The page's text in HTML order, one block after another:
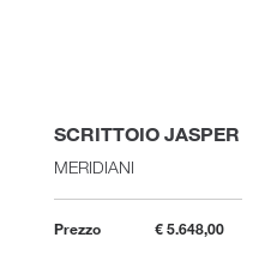
SCRITTOIO JASPER
MERIDIANI
Prezzo € 5.648,00